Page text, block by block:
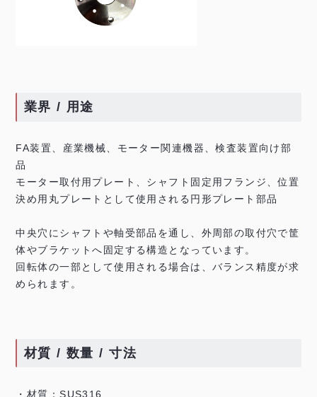
業界 / 用途
FA装置、産業機械、モーター関連機器、検査装置向け部
品
モーター取付用プレート、シャフト固定用フランジ、位置
決め用丸プレートとして使用される円形プレート部品
中央穴にシャフトや軸受部品を通し、外周部の取付穴で筐
体やブラケットへ固定する構造となっています。
回転体の一部として使用される場合は、バランス精度が求
められます。
材質 / 数量 / 寸法
・材質：SUS316